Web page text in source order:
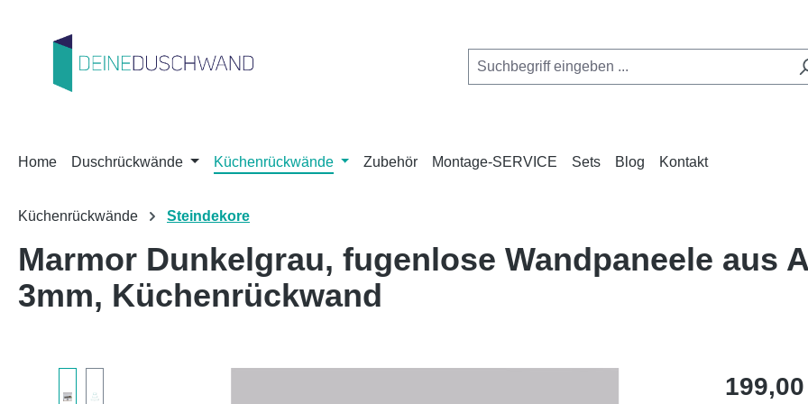
Home Duschrückwände Küchenrückwände Zubehör Montage-SERVICE Sets Blog Kontakt
Küchenrückwände Steindekore
Marmor Dunkelgrau, fugenlose Wandpaneele aus
3mm, Küchenrückwand
Regulärer